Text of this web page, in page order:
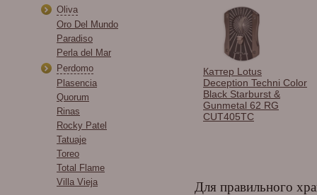
Oliva
Oro Del Mundo
Paradiso
Perla del Mar
Perdomo
Plasencia
Quorum
Rinas
Rocky Patel
Tatuaje
Toreo
Total Flame
Villa Vieja
Спички сигарные
Habanos в
ассортименте.
Каттер Lotus
Deception Techni Color
Black Starburst &
Gunmetal 62 RG
CUT405TC
Для правильного